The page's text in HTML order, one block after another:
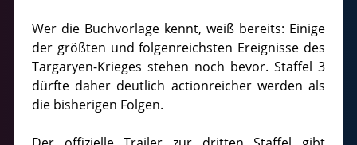
Wer die Buchvorlage kennt, weiß bereits: Einige
der größten und folgenreichsten Ereignisse des
Targaryen-Krieges stehen noch bevor. Staffel 3
dürfte daher deutlich actionreicher werden als
die bisherigen Folgen.